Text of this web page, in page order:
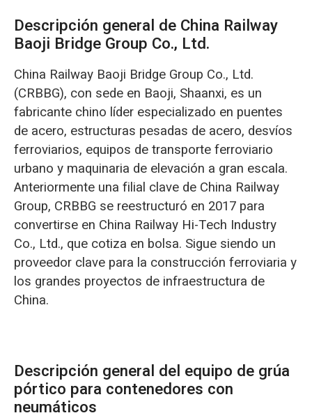
Descripción general de China Railway
Baoji Bridge Group Co., Ltd.
China Railway Baoji Bridge Group Co., Ltd.
(CRBBG), con sede en Baoji, Shaanxi, es un
fabricante chino líder especializado en puentes
de acero, estructuras pesadas de acero, desvíos
ferroviarios, equipos de transporte ferroviario
urbano y maquinaria de elevación a gran escala.
Anteriormente una filial clave de China Railway
Group, CRBBG se reestructuró en 2017 para
convertirse en China Railway Hi-Tech Industry
Co., Ltd., que cotiza en bolsa. Sigue siendo un
proveedor clave para la construcción ferroviaria y
los grandes proyectos de infraestructura de
China.
Descripción general del equipo de grúa
pórtico para contenedores con
neumáticos